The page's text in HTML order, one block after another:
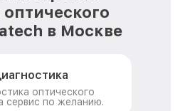
в Москве
оптического
сервис по желанию.